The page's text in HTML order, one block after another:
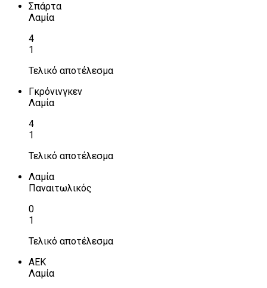
Σπάρτα
Λαμία
4
1
Τελικό αποτέλεσμα
Γκρόνινγκεν
Λαμία
4
1
Τελικό αποτέλεσμα
Λαμία
Παναιτωλικός
0
1
Τελικό αποτέλεσμα
ΑΕΚ
Λαμία